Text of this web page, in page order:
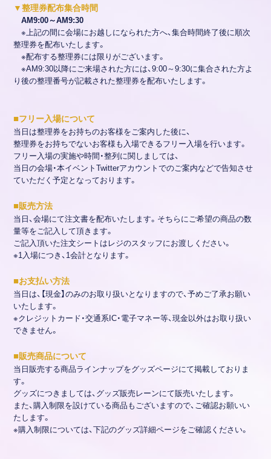
▼整理券配布集合時間
AM9:00～AM9:30
※上記の間に会場にお越しになられた方へ、集合時間終了後に順次
整理券を配布いたします。
※配布する整理券には限りがございます。
※AM9:30以降にご来場された方には、9:00～9:30に集合された方よ
り後の整理番号が記載された整理券を配布いたします。
■フリー入場について
当日は整理券をお持ちのお客様をご案内した後に、
整理券をお持ちでないお客様も入場できるフリー入場を行います。
フリー入場の実施や時間・整列に関しましては、
当日の会場・本イベントTwitterアカウントでのご案内などで告知させ
ていただく予定となっております。
■販売方法
当日、会場にて注文書を配布いたします。そちらにご希望の商品の数
量等をご記入して頂きます。
ご記入頂いた注文シートはレジのスタッフにお渡しください。
※1入場につき、1会計となります。
■お支払い方法
当日は、【現金】のみのお取り扱いとなりますので、予めご了承お願い
いたします。
※クレジットカード・交通系IC・電子マネー等、現金以外はお取り扱い
できません。
■販売商品について
当日販売する商品ラインナップをグッズページにて掲載しておりま
す。
グッズにつきましては、グッズ販売レーンにて販売いたします。
また、購入制限を設けている商品もございますので、ご確認お願いい
たします。
※購入制限については、下記のグッズ詳細ページをご確認ください。